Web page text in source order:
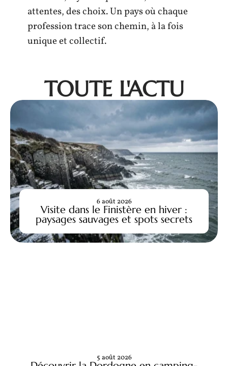
attentes, des choix. Un pays où chaque
profession trace son chemin, à la fois
unique et collectif.
TOUTE L'ACTU
Visite dans le Finistère en hiver :
paysages sauvages et spots secrets
6 août 2026
5 août 2026